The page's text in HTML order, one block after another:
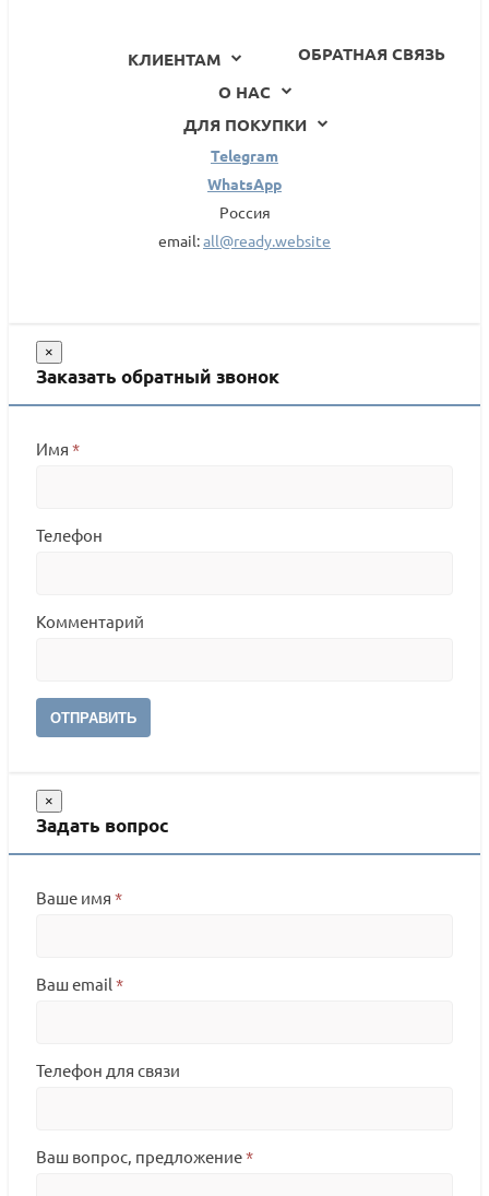
ОБРАТНАЯ СВЯЗЬ
КЛИЕНТАМ
О НАС
ДЛЯ ПОКУПКИ
Telegram
WhatsApp
Россия
email:all@ready.website
×
Заказать обратный звонок
Имя *
Телефон
Комментарий
ОТПРАВИТЬ
×
Задать вопрос
Ваше имя *
Ваш email *
Телефон для связи
Ваш вопрос, предложение*